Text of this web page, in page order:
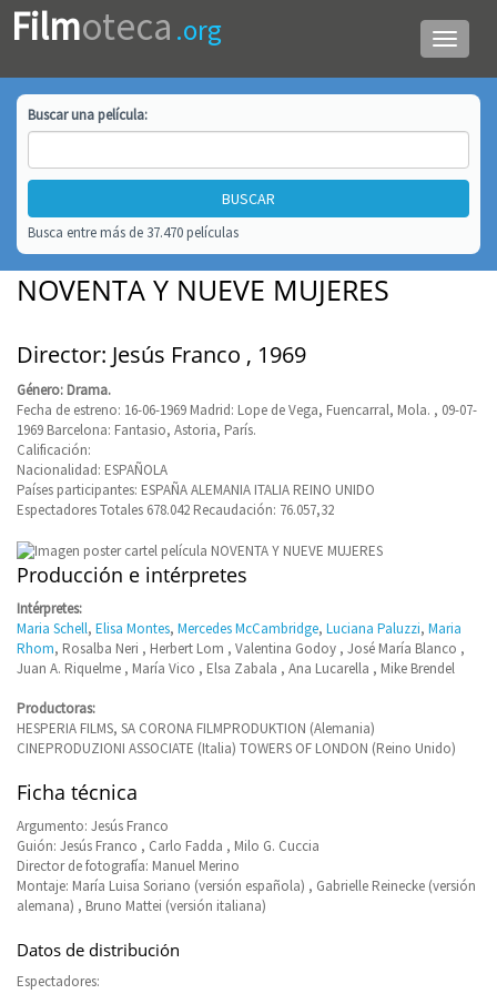
Menú
de
Filmoteca .org
Buscar unapelícula:
Busca entre más de 37.470 películas
NOVENTA Y NUEVE MUJERES
Director: Jesús Franco , 1969
Género: Drama.
Fecha de estreno: 16-06-1969 Madrid: Lope de Vega, Fuencarral, Mola. , 09-07-
1969 Barcelona: Fantasio, Astoria, París.
Calificación:
Nacionalidad: ESPAÑOLA
Países participantes: ESPAÑA ALEMANIA ITALIA REINO UNIDO
Espectadores Totales 678.042 Recaudación: 76.057,32
Producción e intérpretes
Intérpretes:
Maria Schell, Elisa Montes, Mercedes McCambridge, Luciana Paluzzi, Maria
Rhom, Rosalba Neri , Herbert Lom , Valentina Godoy , José María Blanco ,
Juan A. Riquelme , María Vico , Elsa Zabala , Ana Lucarella , Mike Brendel
Productoras:
HESPERIA FILMS, SA CORONA FILMPRODUKTION (Alemania)
CINEPRODUZIONI ASSOCIATE (Italia) TOWERS OF LONDON (Reino Unido)
Ficha técnica
Argumento: Jesús Franco
Guión: Jesús Franco , Carlo Fadda , Milo G. Cuccia
Director de fotografía: Manuel Merino
Montaje: María Luisa Soriano (versión española) , Gabrielle Reinecke (versión
alemana) , Bruno Mattei (versión italiana)
Datos de distribución
Espectadores: